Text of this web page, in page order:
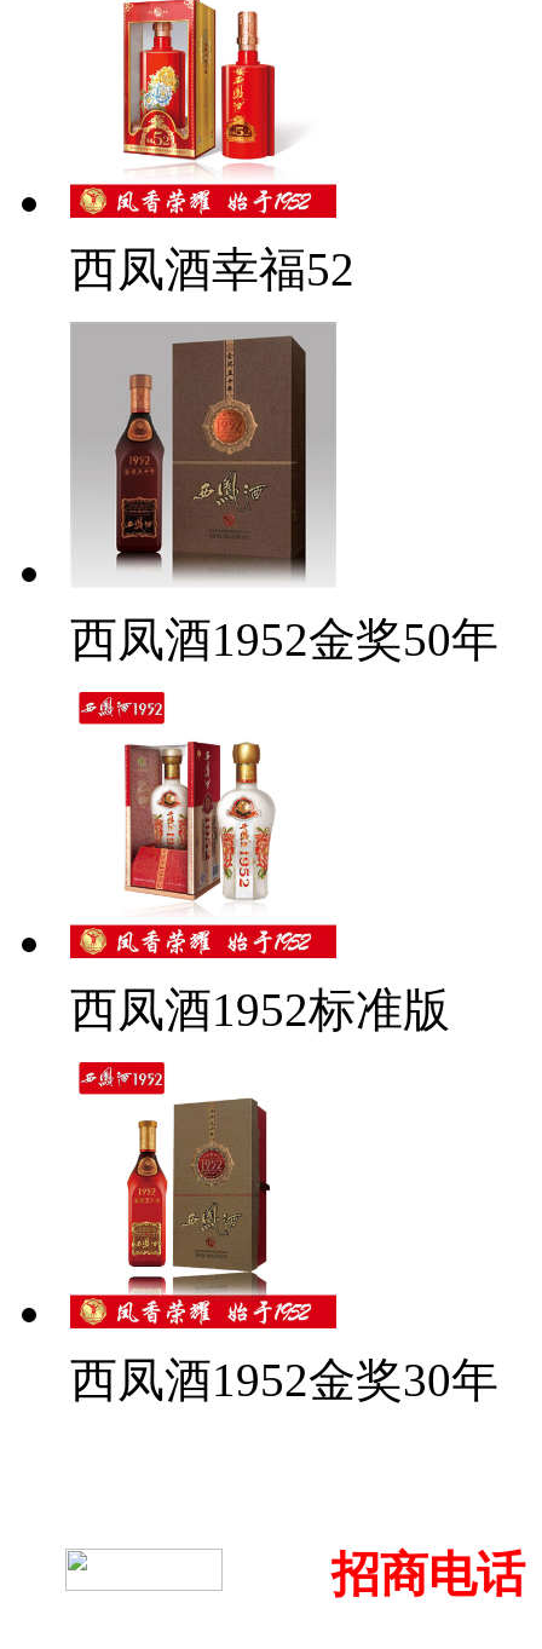
西凤酒幸福52
西凤酒1952金奖50年
西凤酒1952标准版
西凤酒1952金奖30年
招商电话